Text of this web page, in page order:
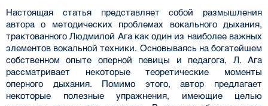
Настоящая статья представляет собой размышления
автора о методических проблемах вокального дыха­ния,
трактованного Людмилой Ага как один из наиболее важных
элементов вокальной техники. Основываясь на богатейшем
собственном опыте оперной певицы и педагога, Л. Ага
рассматривает некоторые теоретические моменты
оперного дыхания. Помимо этого, автор предлагает
некоторые полезные упражнения, имеющие целью